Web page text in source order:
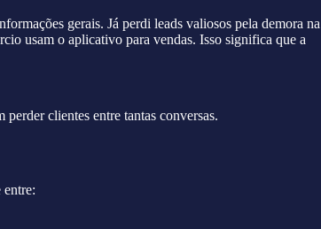
gerais. Já perdi leads valiosos pela demora na
usam o aplicativo para vendas. Isso significa que a
clientes entre tantas conversas.